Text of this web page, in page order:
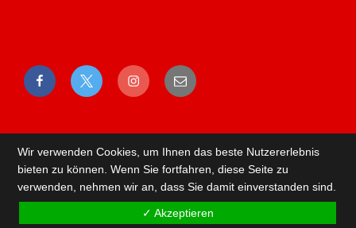
FacebookTwitter Instagram
E-
Mail
Wir verwenden Cookies, um Ihnen das beste Nutzererlebnis
bieten zu können. Wenn Sie fortfahren, diese Seite zu
verwenden, nehmen wir an, dass Sie damit einverstanden sind.
✓ Akzeptieren